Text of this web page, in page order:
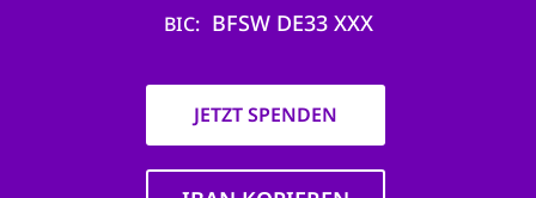
BIC BFSW DE33 XXX
JETZT SPENDEN